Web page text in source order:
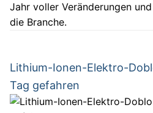
Jahr voller Veränderungen
die Branche.
Lithium-Ionen-Elektro-
Tag gefahren